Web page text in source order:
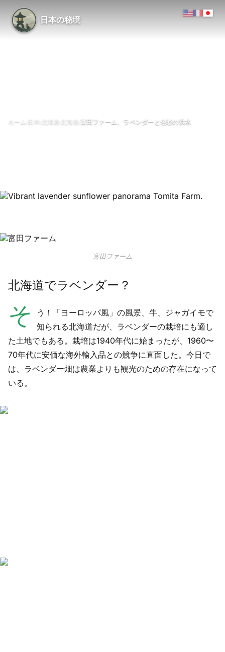
日本の秘境
ホーム 日本›北海道›北海道›富田ファーム、ラベンダーと色彩の洪水
富田ファーム
北海道でラベンダー？
そ
う！「ヨーロッパ風」の風景、牛、ジャガイモで
知られる北海道だが、ラベンダーの栽培にも適し
た土地でもある。栽培は1940年代に始まったが、1960〜
70年代に安価な海外輸入品との競争に直面した。今日で
は、ラベンダー畑は農業よりも観光のための存在になって
いる。